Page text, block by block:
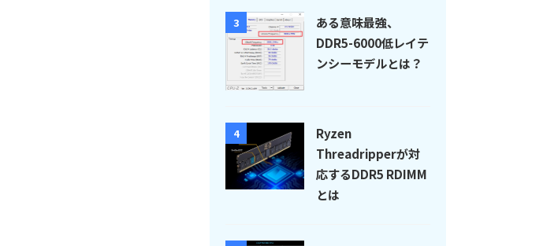
3
ある意味最強、
DDR5-6000低レイテ
ンシーモデルとは？
4
Ryzen
Threadripperが対
応するDDR5 RDIMM
とは